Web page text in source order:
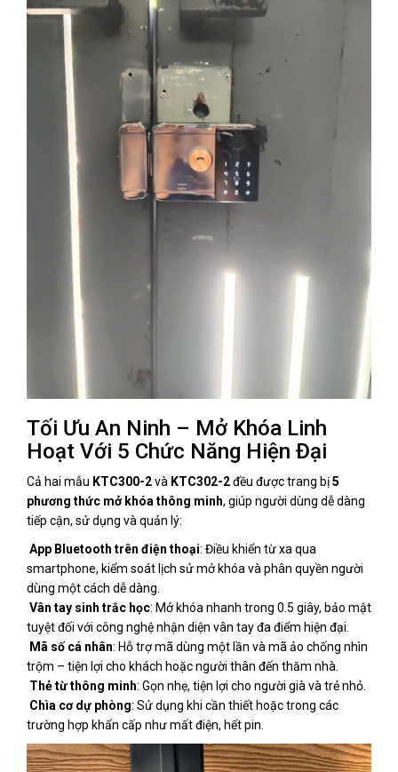
Tối Ưu An Ninh – Mở Khóa Linh
Hoạt Với 5 Chức Năng Hiện Đại
Cả hai mẫu KTC300-2và KTC302-2đều được trang bị5
phương thức mở khóa thông minh, giúp người dùng dễ dàng
tiếp cận, sử dụng và quản lý:
App Bluetooth trên điện thoại: Điều khiển từ xa qua
smartphone, kiểm soát lịch sử mở khóa và phân quyền người
dùng một cách dễ dàng.
Vân tay sinh trắc học: Mở khóa nhanh trong 0.5 giây, bảo mật
tuyệt đối với công nghệ nhận diện vân tay đa điểm hiện đại.
Mã số cá nhân: Hỗ trợ mã dùng một lần và mã ảo chống nhìn
trộm – tiện lợi cho khách hoặc người thân đến thăm nhà.
Thẻ từ thông minh: Gọn nhẹ, tiện lợi cho người già và trẻ nhỏ.
Chìa cơ dự phòng: Sử dụng khi cần thiết hoặc trong các
trường hợp khẩn cấp như mất điện, hết pin.